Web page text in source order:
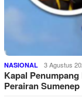
NASIONAL 3 Agustus
Kapal
Perairan Sumenep